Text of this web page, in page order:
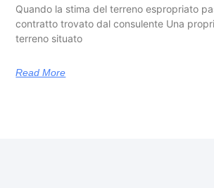
Quando la stima del terreno espropriato
contratto trovato dal consulente Una
terreno situato
Read More